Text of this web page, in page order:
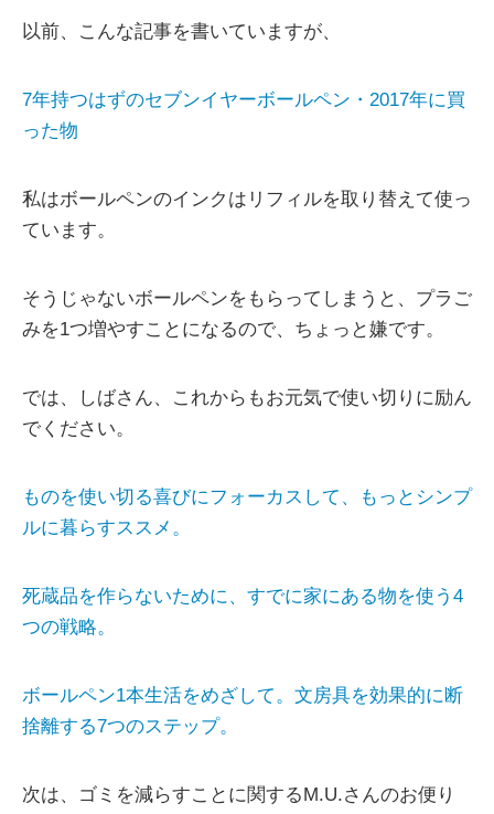
以前、こんな記事を書いていますが、
7年持つはずのセブンイヤーボールペン・2017年に買
った物
私はボールペンのインクはリフィルを取り替えて使っ
ています。
そうじゃないボールペンをもらってしまうと、プラご
みを1つ増やすことになるので、ちょっと嫌です。
では、しばさん、これからもお元気で使い切りに励ん
でください。
ものを使い切る喜びにフォーカスして、もっとシンプ
ルに暮らすススメ。
死蔵品を作らないために、すでに家にある物を使う4
つの戦略。
ボールペン1本生活をめざして。文房具を効果的に断
捨離する7つのステップ。
次は、ゴミを減らすことに関するM.U.さんのお便り